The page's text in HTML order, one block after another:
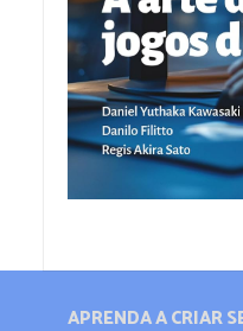
APRENDA A CRIAR